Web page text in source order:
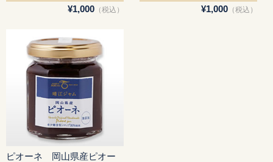
¥1,000（税込）
¥1,000 （税込）
ピオーネ 岡山県産ピオー